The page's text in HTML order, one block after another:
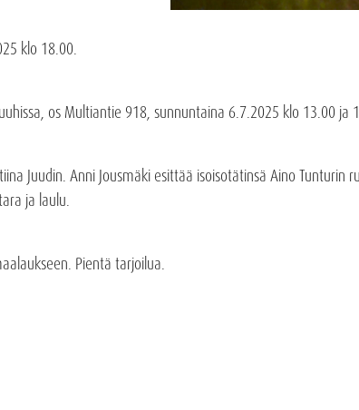
klo 18.00.
os Multiantie 918, sunnuntaina 6.7.2025 klo 13.00 ja
Juudin. Anni Jousmäki esittää isoisotätinsä Aino Tunturin
ja laulu.
Pientä tarjoilua.